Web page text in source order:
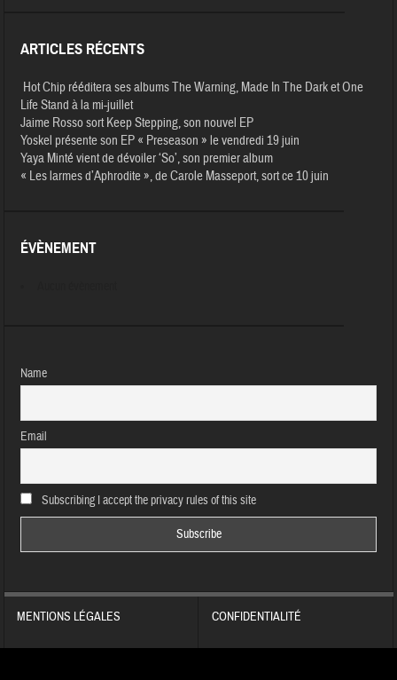
ARTICLES RÉCENTS
Hot Chip rééditera ses albums The Warning, Made In The Dark et One
Life Stand à la mi-juillet
Jaime Rosso sort Keep Stepping, son nouvel EP
Yoskel présente son EP « Preseason » le vendredi 19 juin
Yaya Minté vient de dévoiler ‘So’, son premier album
« Les larmes d’Aphrodite », de Carole Masseport, sort ce 10 juin
ÉVÈNEMENT
Name
Email
Subscribing I accept the privacy rules of this site
MENTIONS LÉGALES CONFIDENTIALITÉ